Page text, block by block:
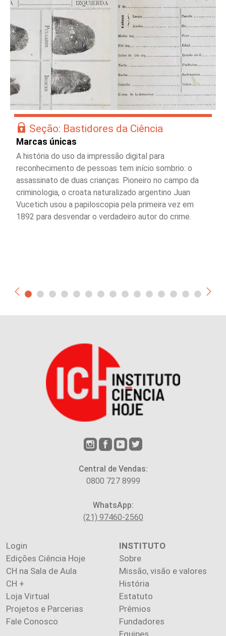
Seção: Bastidores da Ciência
Marcas únicas
A história do uso da impressão digital para
reconhecimento de pessoas tem início sombrio: o
assassinato de duas crianças. Pioneiro no campo da
criminologia, o croata naturalizado argentino Juan
Vucetich usou a papiloscopia pela primeira vez em
1892 para desvendar o verdadeiro autor do crime.
Central de Vendas:
0800 727 8999
WhatsApp:
(21) 97460-2560
Login
Edições Ciência Hoje
CH na Sala de Aula
CH +
Loja Virtual
Projetos e Parcerias
Fale Conosco
INSTITUTO
Sobre
Missão, visão e valores
História
Estatuto
Prêmios
Fundadores